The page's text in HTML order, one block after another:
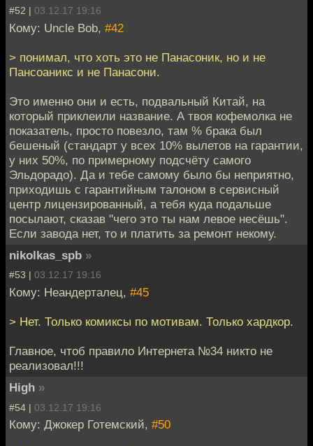
#52 | 03.12.17 19:16
Кому: Uncle Bob, #42
> понимал, что хоть это не Панасоник, но и не
Пансоаникс и не Панасони.
Это именно они и есть, подвальный Китай, на
который приклеили название. А твоя кофемолка не
показатель, просто повезло, там % брака был
бешеный (стандарт у всех 10% вылетов на гарантии,
у них 50%, по примерному подсчёту самого
Эльдорадо). Да и тебе самому было бы неприятно,
приходишь с гарантийным талоном в сервисный
центр лицензированный, а тебя куда подальше
посылают, сказав "чего это ты нам левое несёшь".
Если завода нет, то и платить за ремонт некому.
nikolkas_spb »
#53 | 03.12.17 19:16
Кому: Неандерталец, #45
> Нет. Только комиксы по мотивам. Только хардкор.
Главное, чтоб правило Интернета №34 никто не
реализовал!!!
High »
#54 | 03.12.17 19:16
Кому: Джокер Готемский, #50